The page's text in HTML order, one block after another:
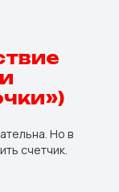
Но в
счетчик.